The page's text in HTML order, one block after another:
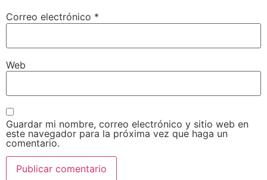
Correo electrónico *
Web
Guardar mi nombre, correo electrónico y sitio web en
este navegador para la próxima vez que haga un
comentario.